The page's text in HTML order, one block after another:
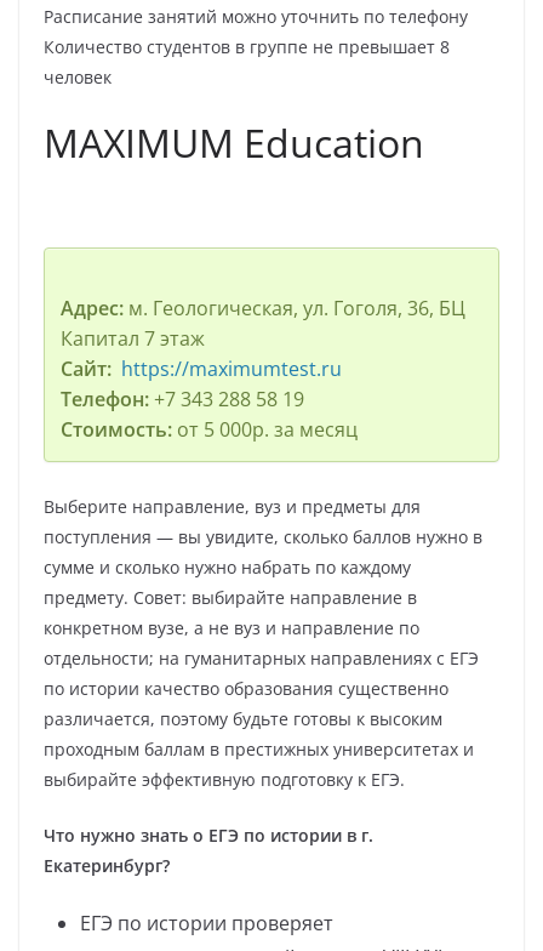
Расписание занятий можно уточнить по телефону
Количество студентов в группе не превышает 8
человек
MAXIMUM Education
Адрес:м. Геологическая, ул. Гоголя, 36, БЦ
Капитал 7 этаж
Сайт: https://maximumtest.ru
Телефон:+7 343 288 58 19
Стоимость:от 5 000р. за месяц
Выберите направление, вуз и предметы для
поступления — вы увидите, сколько баллов нужно в
сумме и сколько нужно набрать по каждому
предмету. Совет: выбирайте направление в
конкретном вузе, а не вуз и направление по
отдельности; на гуманитарных направлениях с ЕГЭ
по истории качество образования существенно
различается, поэтому будьте готовы к высоким
проходным баллам в престижных университетах и
выбирайте эффективную подготовку к ЕГЭ.
Что нужно знать о ЕГЭ по истории в г.
Екатеринбург?
ЕГЭ по истории проверяет